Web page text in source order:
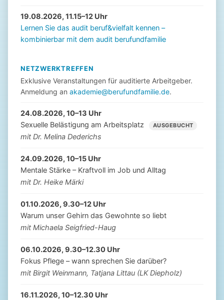
19.08.2026, 11.15–12 Uhr
Lernen Sie das audit beruf&vielfalt kennen –
kombinierbar mit dem audit berufundfamilie
NETZWERKTREFFEN
Exklusive Veranstaltungen für auditierte Arbeitgeber.
Anmeldung an akademie@berufundfamilie.de.
24.08.2026, 10–13 Uhr
Sexuelle Belästigung am Arbeitsplatz
AUSGEBUCHT
mit Dr. Melina Dederichs
24.09.2026, 10–15 Uhr
Mentale Stärke – Kraftvoll im Job und Alltag
mit Dr. Heike Märki
01.10.2026, 9.30–12 Uhr
Warum unser Gehirn das Gewohnte so liebt
mit Michaela Seigfried-Haug
06.10.2026, 9.30–12.30 Uhr
Fokus Pflege – wann sprechen Sie darüber?
mit Birgit Weinmann, Tatjana Littau (LK Diepholz)
16.11.2026, 10–12.30 Uhr